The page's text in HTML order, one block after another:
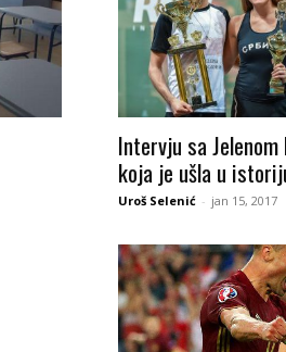
Intervju sa
koja je ušla u
Uroš Selenić - jan 15, 2017